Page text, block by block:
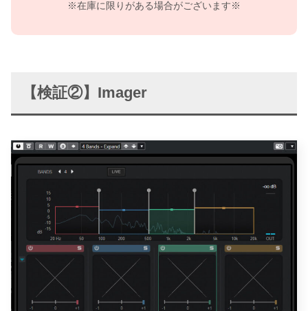
※在庫に限りがある場合がございます※
【検証②】Imager